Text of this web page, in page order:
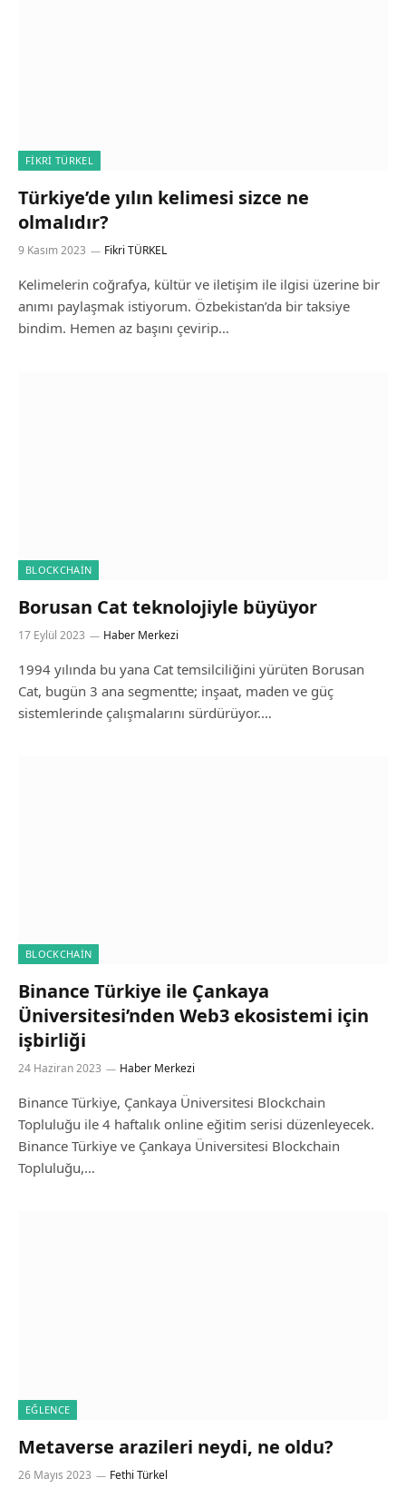
FIKRI TÜRKEL
Türkiye’de yılın kelimesi sizce ne
olmalıdır?
9 Kasım 2023 Fikri TÜRKEL
Kelimelerin coğrafya, kültür ve iletişim ile ilgisi üzerine bir
anımı paylaşmak istiyorum. Özbekistan’da bir taksiye
bindim. Hemen az başını çevirip…
BLOCKCHAIN
Borusan Cat teknolojiyle büyüyor
17 Eylül 2023 Haber Merkezi
1994 yılında bu yana Cat temsilciliğini yürüten Borusan
Cat, bugün 3 ana segmentte; inşaat, maden ve güç
sistemlerinde çalışmalarını sürdürüyor.…
BLOCKCHAIN
Binance Türkiye ile Çankaya
Üniversitesi’nden Web3 ekosistemi için
işbirliği
24 Haziran 2023 Haber Merkezi
Binance Türkiye, Çankaya Üniversitesi Blockchain
Topluluğu ile 4 haftalık online eğitim serisi düzenleyecek.
Binance Türkiye ve Çankaya Üniversitesi Blockchain
Topluluğu,…
EĞLENCE
Metaverse arazileri neydi, ne oldu?
26 Mayıs 2023 Fethi Türkel